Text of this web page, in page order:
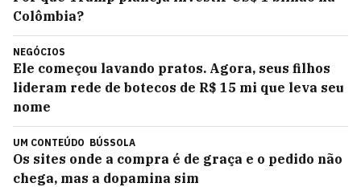
Colômbia?
NEGÓCIOS
Ele começou lavando pratos. Agora, seus filhos
lideram rede de botecos de R$ 15 mi que leva seu
nome
UM CONTEÚDO BÚSSOLA
Os sites onde a compra é de graça e o pedido não
chega, mas a dopamina sim